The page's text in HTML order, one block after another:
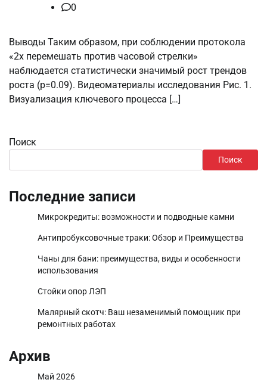
0
Выводы Таким образом, при соблюдении протокола
«2x перемешать против часовой стрелки»
наблюдается статистически значимый рост трендов
роста (p=0.09). Видеоматериалы исследования Рис. 1.
Визуализация ключевого процесса […]
Поиск
Поиск
Последние записи
Микрокредиты: возможности и подводные камни
Антипробуксовочные траки: Обзор и Преимущества
Чаны для бани: преимущества, виды и особенности
использования
Стойки опор ЛЭП
Малярный скотч: Ваш незаменимый помощник при
ремонтных работах
Архив
Май 2026